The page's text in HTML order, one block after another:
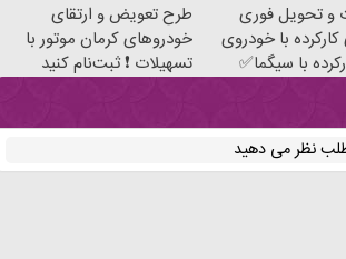
و تحویل فوری
با خودروی
با سیگما✅
طرح تعویض و ارتقای
خودروهای کرمان موتور با
تسهیلات ❗ ثبت‌نام کنید
نظر می دهید